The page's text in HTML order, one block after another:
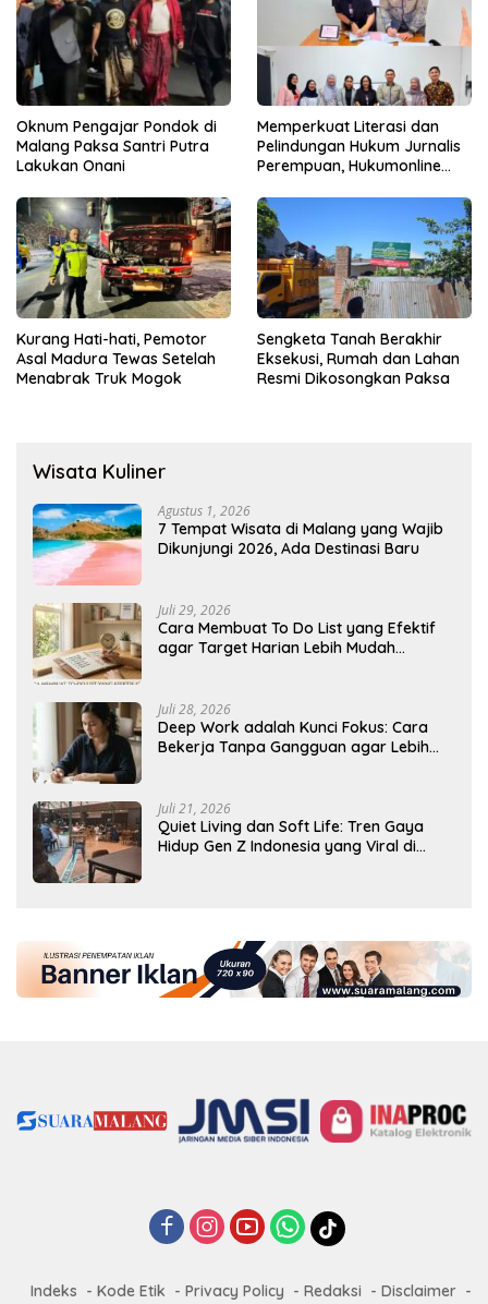
Oknum Pengajar Pondok di
Malang Paksa Santri Putra
Lakukan Onani
Memperkuat Literasi dan
Pelindungan Hukum Jurnalis
Perempuan, Hukumonline
Gratis
Kurang Hati-hati, Pemotor
Asal Madura Tewas Setelah
Menabrak Truk Mogok
Sengketa Tanah Berakhir
Eksekusi, Rumah dan Lahan
Resmi Dikosongkan Paksa
Wisata Kuliner
Agustus 1, 2026
7 Tempat Wisata di Malang yang Wajib
Dikunjungi 2026, Ada Destinasi Baru
Juli 29, 2026
Cara Membuat To Do List yang Efektif
agar Target Harian Lebih Mudah
Juli 28, 2026
Deep Work adalah Kunci Fokus: Cara
Bekerja Tanpa Gangguan agar Lebih
Juli 21, 2026
Quiet Living dan Soft Life: Tren Gaya
Hidup Gen Z Indonesia yang Viral di
Indeks Kode Etik Privacy Policy Redaksi Disclaimer